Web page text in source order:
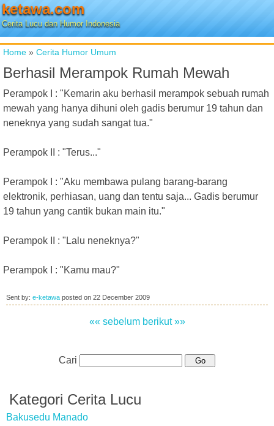
ketawa.com
Cerita Lucu dan Humor Indonesia
Home » Cerita Humor Umum
Berhasil Merampok Rumah Mewah
Perampok I : "Kemarin aku berhasil merampok sebuah rumah
mewah yang hanya dihuni oleh gadis berumur 19 tahun dan
neneknya yang sudah sangat tua."
Perampok II : "Terus..."
Perampok I : "Aku membawa pulang barang-barang
elektronik, perhiasan, uang dan tentu saja... Gadis berumur
19 tahun yang cantik bukan main itu."
Perampok II : "Lalu neneknya?"
Perampok I : "Kamu mau?"
Sent by: e-ketawa posted on 22 December 2009
«« sebelum berikut »»
Cari
Kategori Cerita Lucu
Bakusedu Manado